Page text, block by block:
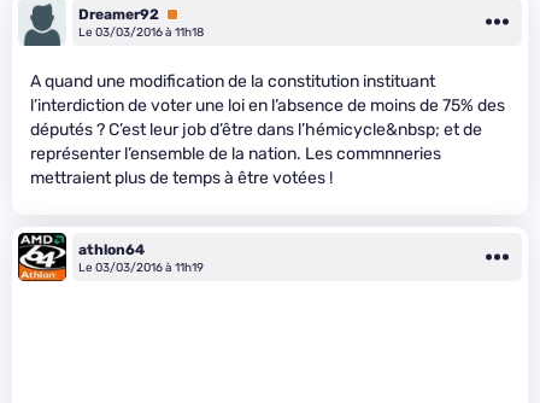
Dreamer92 Premium
Le 03/03/2016 à 11h18
A quand une modification de la constitution instituant
l’interdiction de voter une loi en l’absence de moins de 75% des
députés ? C’est leur job d’être dans l’hémicycle&nbsp; et de
représenter l’ensemble de la nation. Les commnneries
mettraient plus de temps à être votées !
athlon64
Le 03/03/2016 à 11h19